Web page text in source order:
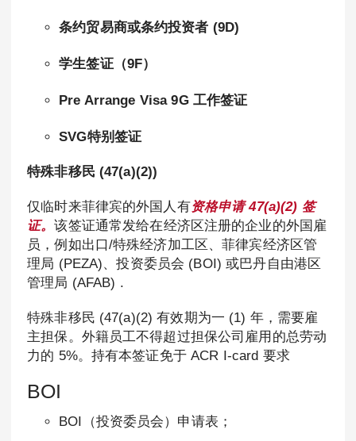
条约贸易商或条约投资者 (9D)
学生签证（9F）
Pre Arrange Visa 9G 工作签证
SVG特别签证
特殊非移民 (47(a)(2))
仅临时来菲律宾的外国人有资格申请 47(a)(2) 签
证。该签证通常发给在经济区注册的企业的外国雇
员，例如出口/特殊经济加工区、菲律宾经济区管
理局 (PEZA)、投资委员会 (BOI) 或巴丹自由港区
管理局 (AFAB) .
特殊非移民 (47(a)(2) 有效期为一 (1) 年，需要雇
主担保。外籍员工不得超过担保公司雇用的总劳动
力的 5%。持有本签证免于 ACR I-card 要求
BOI
BOI（投资委员会）申请表；